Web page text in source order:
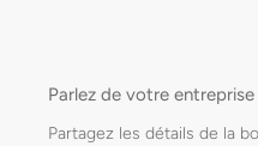
Parlez de votre entreprise
Partagez les détails de la